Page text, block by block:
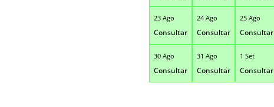
23 Ago
Consultar
24 Ago
Consultar
25 Ago
Consultar
30 Ago
Consultar
31 Ago
Consultar
1 Set
Consultar